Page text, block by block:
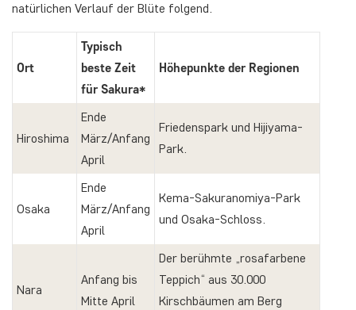
natürlichen Verlauf der Blüte folgend.
Ort
Typisch
beste Zeit
für Sakura*
Höhepunkte der Regionen
Hiroshima
Ende
März/Anfang
April
Friedenspark und Hijiyama-
Park.
Osaka
Ende
März/Anfang
April
Kema-Sakuranomiya-Park
und Osaka-Schloss.
Nara
Anfang bis
Mitte April
Der berühmte „rosafarbene
Teppich“ aus 30.000
Kirschbäumen am Berg